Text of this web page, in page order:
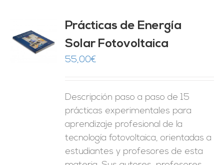
Prácticas de Energía
Solar Fotovoltaica
55,00€
Descripción paso a paso de 15
prácticas experimentales para
aprendizaje profesional de la
tecnología fotovoltaica, orientadas a
estudiantes y profesores de esta